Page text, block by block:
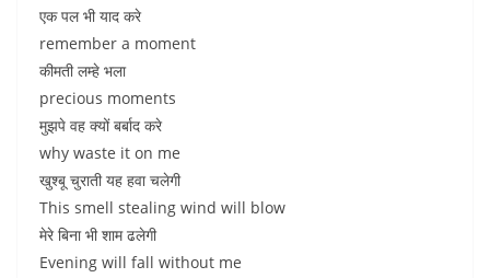
एक पल भी याद करे
remember a moment
कीमती लम्हे भला
precious moments
मुझपे वह क्यों बर्बाद करे
why waste it on me
खुश्बू चुराती यह हवा चलेगी
This smell stealing wind will blow
मेरे बिना भी शाम ढलेगी
Evening will fall without me